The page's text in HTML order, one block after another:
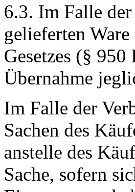
6.3. Im Falle
gelieferten
Gesetzes (§
Übernahme
Im Falle der
Sachen des
anstelle des
Sache, sofern